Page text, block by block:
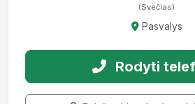
(Svečias)
Pasvalys
Rodyti